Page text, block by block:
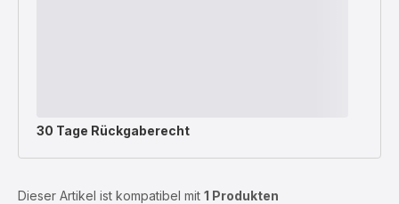
30 Tage Rückgaberecht
Dieser Artikel ist kompatibel mit 1 Produkten